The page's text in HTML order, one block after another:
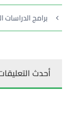
برامج الدراسات
أحدث